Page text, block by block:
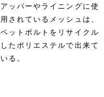
アッパーやライニングに使
用されているメッシュは、
ペットボルトをリサイクル
したポリエステルで出来て
いる。